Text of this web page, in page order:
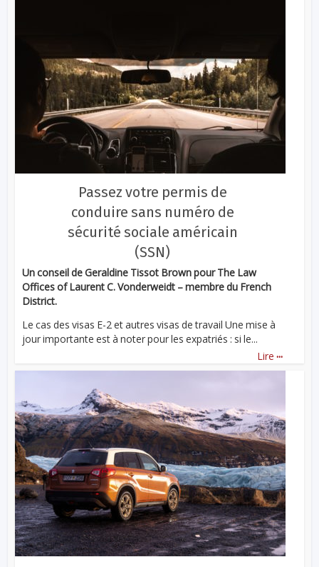
Passez votre permis de
conduire sans numéro de
sécurité sociale américain
(SSN)
Un conseil de Geraldine Tissot Brown pour The Law
Offices of Laurent C. Vonderweidt – membre du French
District.
Le cas des visas E-2 et autres visas de travail Une mise à
jour importante est à noter pour les expatriés : si le...
Lire ...